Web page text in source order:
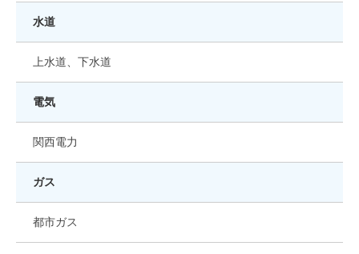
水道
上水道、下水道
電気
関西電力
ガス
都市ガス